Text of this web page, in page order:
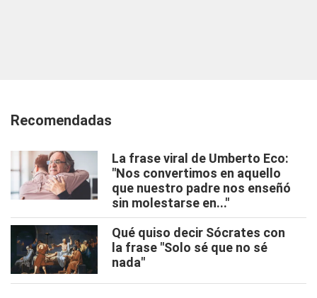
Recomendadas
La frase viral de Umberto Eco:
"Nos convertimos en aquello
que nuestro padre nos enseñó
sin molestarse en..."
Qué quiso decir Sócrates con
la frase "Solo sé que no sé
nada"